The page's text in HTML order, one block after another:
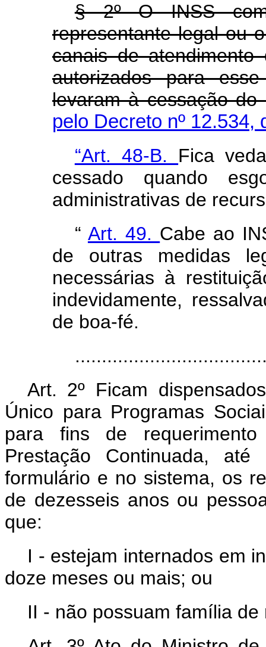
§ 2º O INSS
representante legal ou
canais de
autorizados para
levaram à cessação do
pelo Decreto nº 12.534,
“Art. 48-B. Fica
cessado quando
administrativas de
“ Art. 49. Cabe ao
de outras medidas
necessárias à
indevidamente,
de boa-fé.
Art. 2º Ficam
Único para Programas
para fins de
Prestação Continuada,
formulário e no sistema, os
de dezesseis anos ou
que:
I - estejam internados em
doze meses ou mais; ou
II - não possuam família de